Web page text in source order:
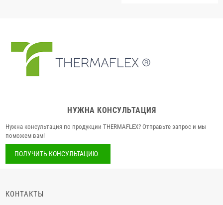
НУЖНА КОНСУЛЬТАЦИЯ
Нужна консультация по продукции THERMAFLEX? Отправьте запрос и мы
поможем вам!
ПОЛУЧИТЬ КОНСУЛЬТАЦИЮ
КОНТАКТЫ